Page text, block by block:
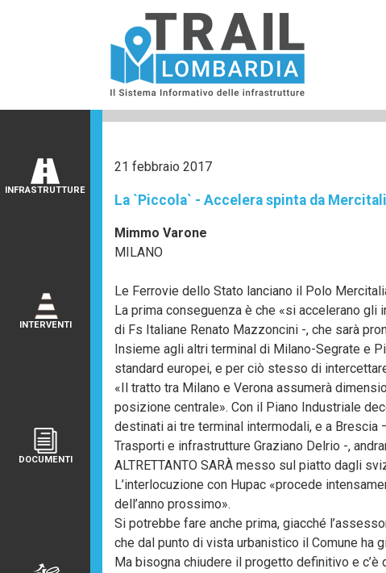
INFRASTRUTTURE
INTERVENTI
DOCUMENTI
21 febbraio 2017
La `Piccola` - Accelera spinta da
Mimmo Varone
MILANO
Le Ferrovie dello Stato lanciano il Polo
La prima conseguenza è che «si accelerano
di Fs Italiane Renato Mazzoncini -, che sarà
Insieme agli altri terminal di Milano-Segrate e
standard europei, e per ciò stesso di
«Il tratto tra Milano e Verona assumerà
posizione centrale». Con il Piano Industriale
destinati ai tre terminal intermodali, e a
Trasporti e infrastrutture Graziano Delrio -,
ALTRETTANTO SARÀ messo sul piatto dagli
L’interlocuzione con Hupac «procede
dell’anno prossimo».
Si potrebbe fare anche prima, giacché
che dal punto di vista urbanistico il Comune ha
Ma bisogna chiudere il progetto definitivo e